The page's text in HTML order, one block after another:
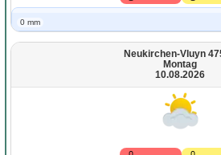
0 mm
Neukirchen-Vluyn
Montag
10.08.2026